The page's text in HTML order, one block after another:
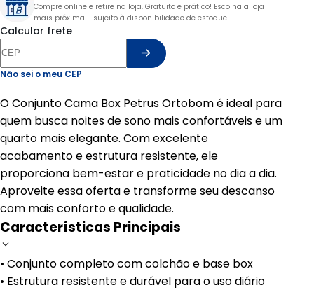
Compre online e retire na loja. Gratuito e prático! Escolha a loja
mais próxima - sujeito à disponibilidade de estoque.
Calcular frete
Não sei o meu CEP
O Conjunto Cama Box Petrus Ortobom é ideal para
quem busca noites de sono mais confortáveis e um
quarto mais elegante. Com excelente
acabamento e estrutura resistente, ele
proporciona bem-estar e praticidade no dia a dia.
Aproveite essa oferta e transforme seu descanso
com mais conforto e qualidade.
Características Principais
• Conjunto completo com colchão e base box
• Estrutura resistente e durável para o uso diário